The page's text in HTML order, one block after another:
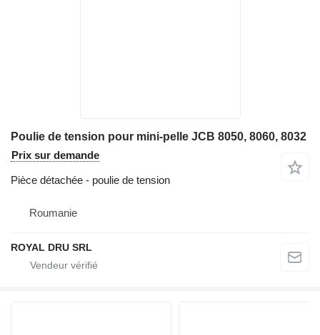
Poulie de tension pour mini-pelle JCB 8050, 8060, 8032
Prix sur demande
Pièce détachée - poulie de tension
Roumanie
ROYAL DRU SRL